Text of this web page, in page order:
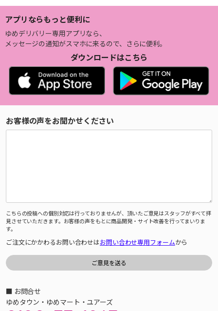
アプリならもっと便利に
ゆめデリバリー専用アプリなら、
メッセージの通知がスマホに来るので、さらに便利。
ダウンロードはこちら
お客様の声をお聞かせください
こちらの投稿への個別対応は行っておりませんが、頂いたご意見はスタッフがすべて拝
見させていただきます。お客様の声をもとに商品開発・サイト改善を行ってまいりま
す。
ご注文にかかわるお問い合わせはお問い合わせ専用フォームから
■ お問合せ
ゆめタウン・ゆめマート・ユアーズ